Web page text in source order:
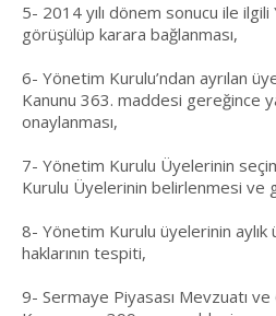
5- 2014 yılı dönem sonucu ile
görüşülüp karara bağlanması,
6- Yönetim Kurulu’ndan ayrılan
Kanunu 363. maddesi gereğince
onaylanması,
7- Yönetim Kurulu Üyelerinin
Kurulu Üyelerinin belirlenmesi
8- Yönetim Kurulu üyelerinin
haklarının tespiti,
9- Sermaye Piyasası Mevzuatı ve